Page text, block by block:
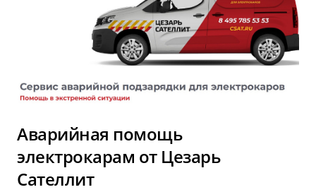
Аварийная помощь
электрокарам от Цезарь
Сателлит